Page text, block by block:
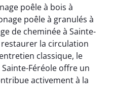
poêle à bois à
poêle à granulés à
de cheminée à Sainte-
la circulation
classique, le
Féréole offre un
activement à la